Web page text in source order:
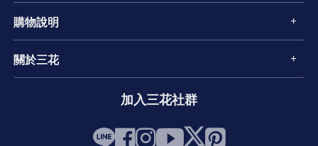
購物說明
關於三花
加入三花社群